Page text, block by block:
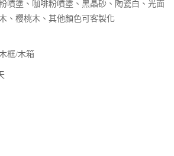
噴塗、咖啡粉噴塗、黑晶砂、陶瓷白、光面
、櫻桃木、其他顏色可客製化
框/木箱